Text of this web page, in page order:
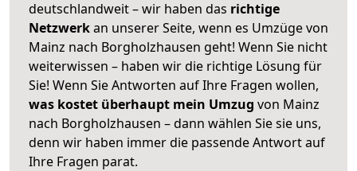
deutschlandweit – wir haben das richtige
Netzwerkan unserer Seite, wenn es Umzüge von
Mainz nach Borgholzhausen geht! Wenn Sie nicht
weiterwissen – haben wir die richtige Lösung für
Sie! Wenn Sie Antworten auf Ihre Fragen wollen,
was kostet überhaupt mein Umzug von Mainz
nach Borgholzhausen – dann wählen Sie sie uns,
denn wir haben immer die passende Antwort auf
Ihre Fragen parat.